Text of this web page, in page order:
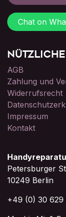
Chat on
AGB
Zahlung und
Widerrufsrecht
Impressum
Kontakt
Petersburger
10249 Berlin
+49 (0) 30 629